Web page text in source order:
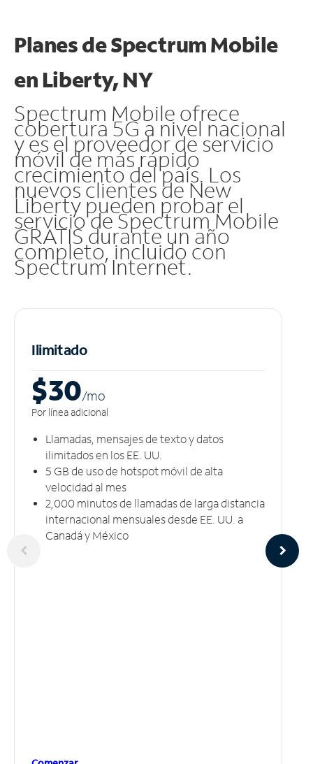
Planes de Spectrum Mobile
en Liberty, NY
Spectrum Mobile ofrece
cobertura 5G a nivel nacional
y es el proveedor de servicio
móvil de más rápido
crecimiento del país. Los
nuevos clientes de New
Liberty pueden probar el
servicio de Spectrum Mobile
GRATIS durante un año
completo, incluido con
Spectrum Internet.
Ilimitado
$30/mo
Por línea adicional
Llamadas, mensajes de texto y datos
ilimitados en los EE. UU.
5 GB​​​​​​​ de uso de hotspot móvil ​​​​​​​de alta
velocidad al mes
2,000 minutos de llamadas de larga distancia
internacional mensuales desde EE. UU. a
Canadá y México